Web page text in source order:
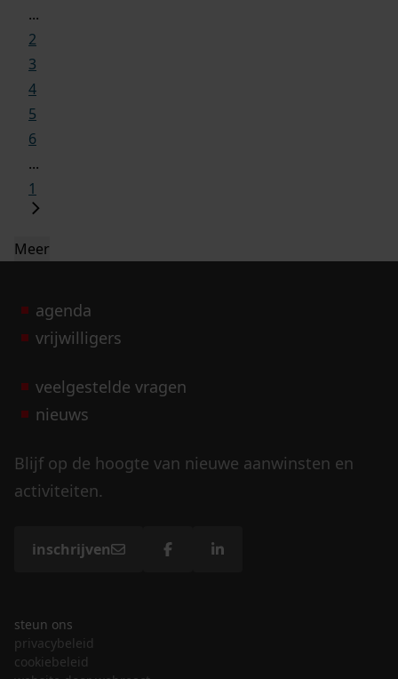
...
2
3
4
5
6
...
1
Meer
agenda
vrijwilligers
veelgestelde vragen
nieuws
Blijf op de hoogte van nieuwe aanwinsten en
activiteiten.
inschrijven
steun ons
privacybeleid
cookiebeleid